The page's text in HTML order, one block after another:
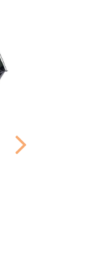
Escada